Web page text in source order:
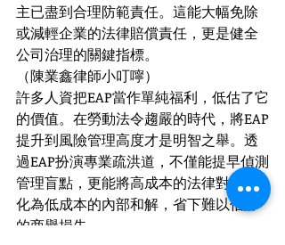
主已盡到合理防範責任。這能大幅免除
或減輕企業的法律賠償責任，更是健全
公司治理的關鍵指標。
（陳業鑫律師小叮嚀）
許多人資把EAP當作單純福利，低估了它
的價值。在勞動法令趨嚴的時代，將EAP
提升到風險管理高度才是明智之舉。透
過EAP扮演專業疏洪道，不僅能提早偵測
管理盲點，更能將高成本的法律對抗轉
化為低成本的內部和解，省下難以估計
的商譽損失。